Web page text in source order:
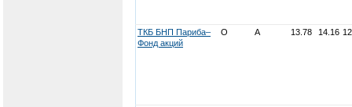
ТКБ БНП Париба–
Фонд акций
О А 13.78 14.16